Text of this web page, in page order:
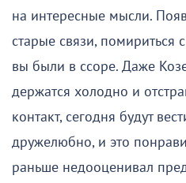
на интересные мысли.
старые связи, помириться
вы были в ссоре. Даже
держатся холодно и
контакт, сегодня будут
дружелюбно, и это
раньше недооценивал